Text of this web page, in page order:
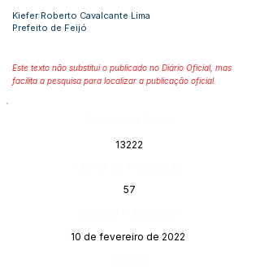
Kiefer Roberto Cavalcante Lima
Prefeito de Feijó
Este texto não substitui o publicado no Diário Oficial, mas
facilita a pesquisa para localizar a publicação oficial.
13222
57
10 de fevereiro de 2022